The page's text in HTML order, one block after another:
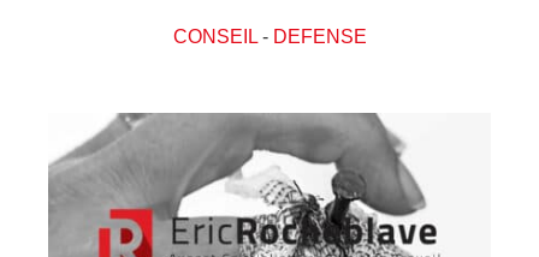
CONSEIL- DEFENSE